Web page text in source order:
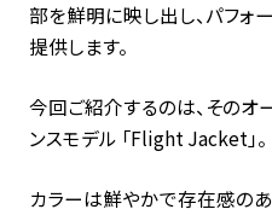
部を鮮明に映し出し、パフォ
提供します。
今回ご紹介するのは、 そのオ
ンスモデル 「Flight Jacket」。
カラーは鮮やかで存在感のあ